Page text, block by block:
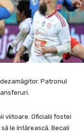
Patronul
viitoare. Oficialii fostei
le întărească. Becali